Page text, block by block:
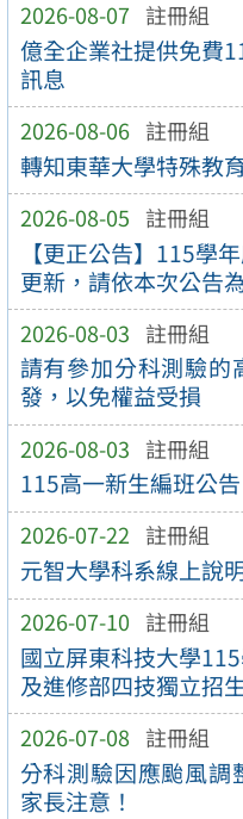
2026-08-07 註冊組
億全企業社提供免費
訊息
2026-08-06 註冊組
轉知東華大學特殊教
2026-08-05 註冊組
【更正公告】115學
更新，請依本次公告
2026-08-03 註冊組
請有參加分科測驗的
發，以免權益受損
2026-08-03 註冊組
115高一新生編班公告
2026-07-22 註冊組
元智大學科系線上說
2026-07-10 註冊組
國立屏東科技大學
及進修部四技獨立招
2026-07-08 註冊組
分科測驗因應颱風調
家長注意！